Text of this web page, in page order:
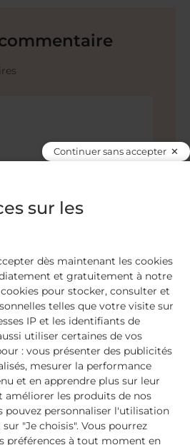
ne sera pas publiée.
la prochaine fois
Continuer sans accepter
sur les
dès maintenant les cookies
et gratuitement à notre
pour stocker, consulter et
telles que votre visite sur
IP et les identifiants de
utiliser certaines de vos
: vous présenter des publicités
mesurer la performance
et en apprendre plus sur leur
améliorer les produits de nos
pouvez personnaliser l'utilisation
"Je choisis". Vous pourrez
préférences à tout moment en